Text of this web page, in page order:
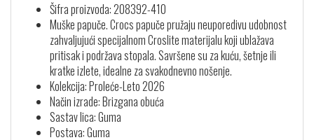
Šifra proizvoda: 208392-410
Muške papuče. Crocs papuče pružaju neuporedivu udobnost
zahvaljujući specijalnom Croslite materijalu koji ublažava
pritisak i podržava stopala. Savršene su za kuću, šetnje ili
kratke izlete, idealne za svakodnevno nošenje.
Kolekcija: Proleće-Leto 2026
Način izrade: Brizgana obuća
Sastav lica: Guma
Postava: Guma